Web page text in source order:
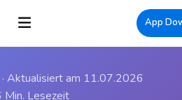
App
Aktualisiert am 11.07.2026
Min. Lesezeit